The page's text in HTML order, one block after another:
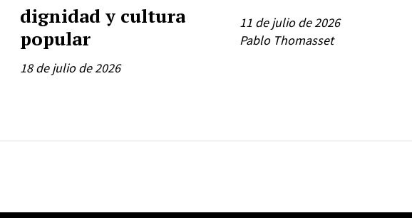
dignidad y cultura
popular
18 de julio de 2026
Pablo Thomasset
11 de julio de 2026